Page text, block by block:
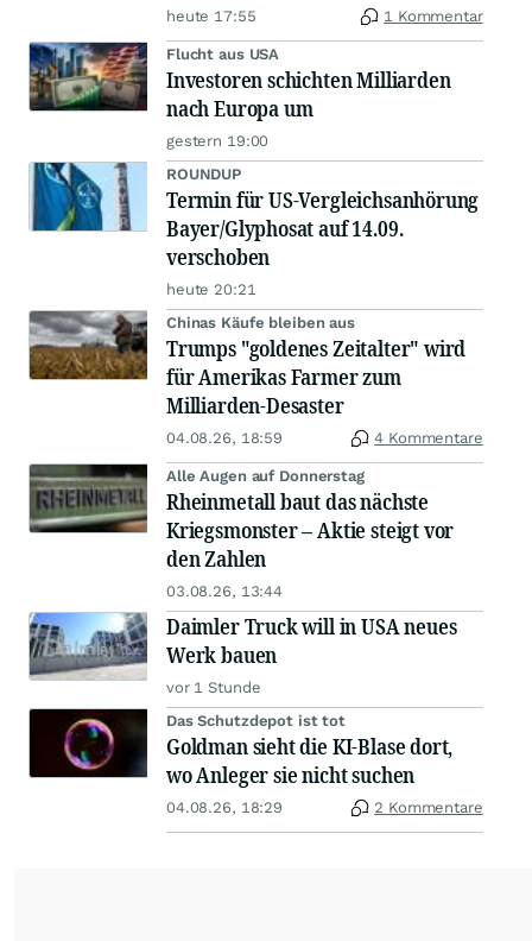
heute 17:55 1 Kommentar
Flucht aus USA
Investoren schichten Milliarden
nach Europa um
gestern 19:00
ROUNDUP
Termin für US-Vergleichsanhörung
Bayer/Glyphosat auf 14.09.
verschoben
heute 20:21
Chinas Käufe bleiben aus
Trumps "goldenes Zeitalter" wird
für Amerikas Farmer zum
Milliarden-Desaster
04.08.26, 18:59 4 Kommentare
Alle Augen auf Donnerstag
Rheinmetall baut das nächste
Kriegsmonster – Aktie steigt vor
den Zahlen
03.08.26, 13:44
Daimler Truck will in USA neues
Werk bauen
vor 1 Stunde
Das Schutzdepot ist tot
Goldman sieht die KI-Blase dort,
wo Anleger sie nicht suchen
04.08.26, 18:29 2 Kommentare